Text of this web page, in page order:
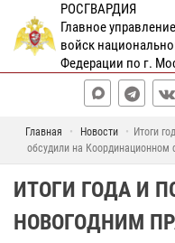
РОСГВАРДИЯ
Главное
войск
Федерации по г.
Главная Новости
Итоги
обсудили на Координационном
ИТОГИ ГОДА И
НОВОГОДНИМ